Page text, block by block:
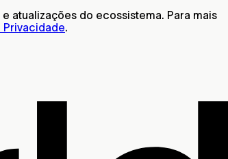
atualizações do ecossistema. Para mais
Privacidade.